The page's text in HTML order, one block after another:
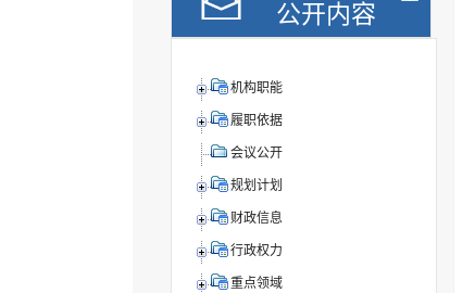
公开内容
机构职能
履职依据
会议公开
规划计划
财政信息
行政权力
重点领域